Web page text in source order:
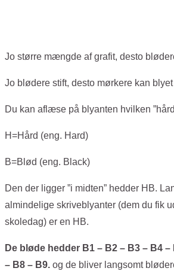
Jo større mængde af grafit, desto
Jo blødere stift, desto mørkere kan
Du kan aflæse på blyanten hvilken
H=Hård (eng. Hard)
B=Blød (eng. Black)
Den der ligger ”i midten” hedder HB.
almindelige skriveblyanter (dem du fik
skoledag) er en HB.
De bløde hedder B1 – B2 – B3 – B4 –
– B8 – B9. og de bliver langsomt